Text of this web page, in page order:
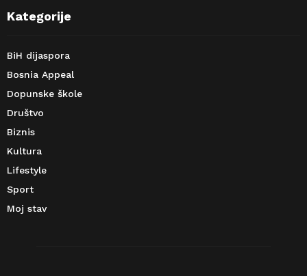
Kategorije
BiH dijaspora
Bosnia Appeal
Dopunske škole
Društvo
Biznis
Kultura
Lifestyle
Sport
Moj stav